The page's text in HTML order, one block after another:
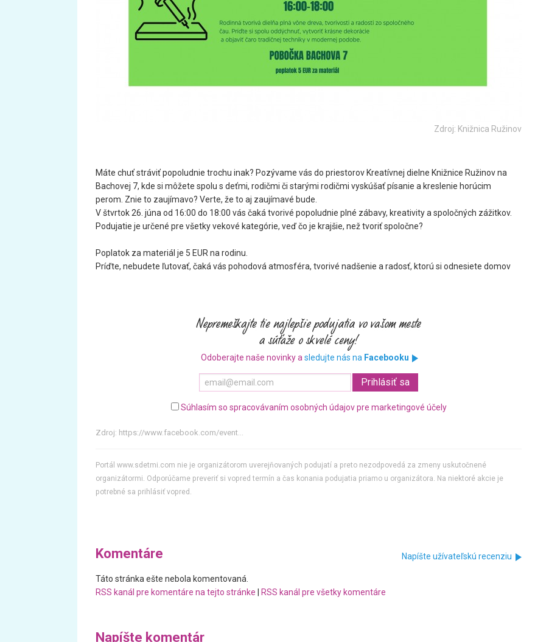
Zdroj: Knižnica Ružinov
Máte chuť stráviť popoludnie trochu inak? Pozývame vás do priestorov Kreatívnej dielne Knižnice Ružinov na
Bachovej 7, kde si môžete spolu s deťmi, rodičmi či starými rodičmi vyskúšať písanie a kreslenie horúcim
perom. Znie to zaujímavo? Verte, že to aj zaujímavé bude.
V štvrtok 26. júna od 16:00 do 18:00 vás čaká tvorivé popoludnie plné zábavy, kreativity a spoločných zážitkov.
Podujatie je určené pre všetky vekové kategórie, veď čo je krajšie, než tvoriť spoločne?
Poplatok za materiál je 5 EUR na rodinu.
Príďte, nebudete ľutovať, čaká vás pohodová atmosféra, tvorivé nadšenie a radosť, ktorú si odnesiete domov
Odoberajte naše novinky a sledujte nás na Facebooku
Súhlasím so spracovávaním osobných údajov pre marketingové účely
Zdroj: https://www.facebook.com/event...
Portál www.sdetmi.com nie je organizátorom uverejňovaných podujatí a preto nezodpovedá za zmeny uskutočnené
organizátormi. Odporúčame preveriť si vopred termín a čas konania podujatia priamo u organizátora. Na niektoré akcie je
potrebné sa prihlásiť vopred.
Komentáre Napíšte užívateľskú recenziu
Táto stránka ešte nebola komentovaná.
RSS kanál pre komentáre na tejto stránke
RSS kanál pre všetky komentáre
Napíšte komentár